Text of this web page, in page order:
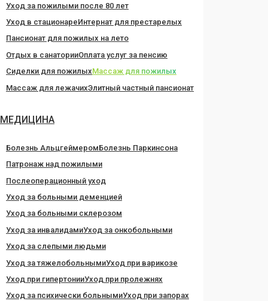
Уход за пожилыми после 80 лет
Уход в стационареИнтернат для престарелых
Пансионат для пожилых на лето
Отдых в санаторииОплата услуг за пенсию
Сиделки для пожилыхМассаж для пожилых
Массаж для лежачихЭлитный частный пансионат
МЕДИЦИНА
Болезнь АльцгеймеромБолезнь Паркинсона
Патронаж над пожилыми
Послеоперационный уход
Уход за больными деменцией
Уход за больными склерозом
Уход за инвалидамиУход за онкобольными
Уход за слепыми людьми
Уход за тяжелобольнымиУход при варикозе
Уход при гипертонииУход при пролежнях
Уход за психически больнымиУход при запорах